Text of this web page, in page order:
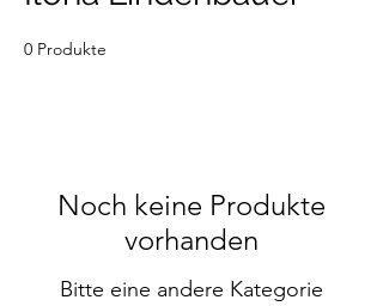
0 Produkte
Noch keine Produkte
vorhanden
Bitte eine andere Kategorie